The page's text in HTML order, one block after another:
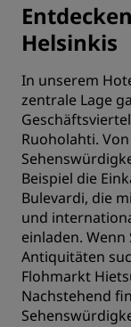
Helsinkis
In unserem
zentrale Lage
Ruoholahti.
Beispiel die
Bulevardi, die
und
einladen.
Antiquitäten
Flohmarkt
Nachstehend